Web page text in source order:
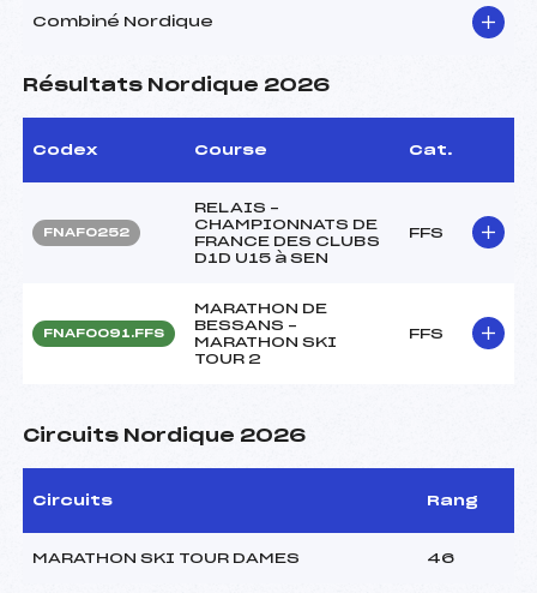
Combiné Nordique
Résultats Nordique 2026
Codex Course Cat.
FNAF0252
RELAIS –
CHAMPIONNATS DE
FRANCE DES CLUBS
D1D U15 à SEN
FFS
FNAF0091.FFS
MARATHON DE
BESSANS –
MARATHON SKI
TOUR 2
FFS
Circuits Nordique 2026
Circuits Rang
MARATHON SKI TOUR DAMES 46